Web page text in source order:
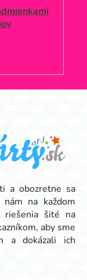
a obozretne sa
na každom
riešenia šité na
aby sme
a dokázali ich